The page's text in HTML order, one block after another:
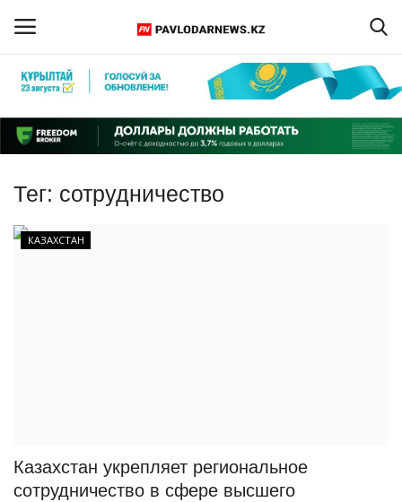
Регистрация
Главная
Обратная связь
ПАВЛОДАРСКАЯ ОБЛАСТЬ
Чек-лист
Тег: сотрудничество
КАЗАХСТАН
Казахстан укрепляет региональное
сотрудничество в сфере высшего